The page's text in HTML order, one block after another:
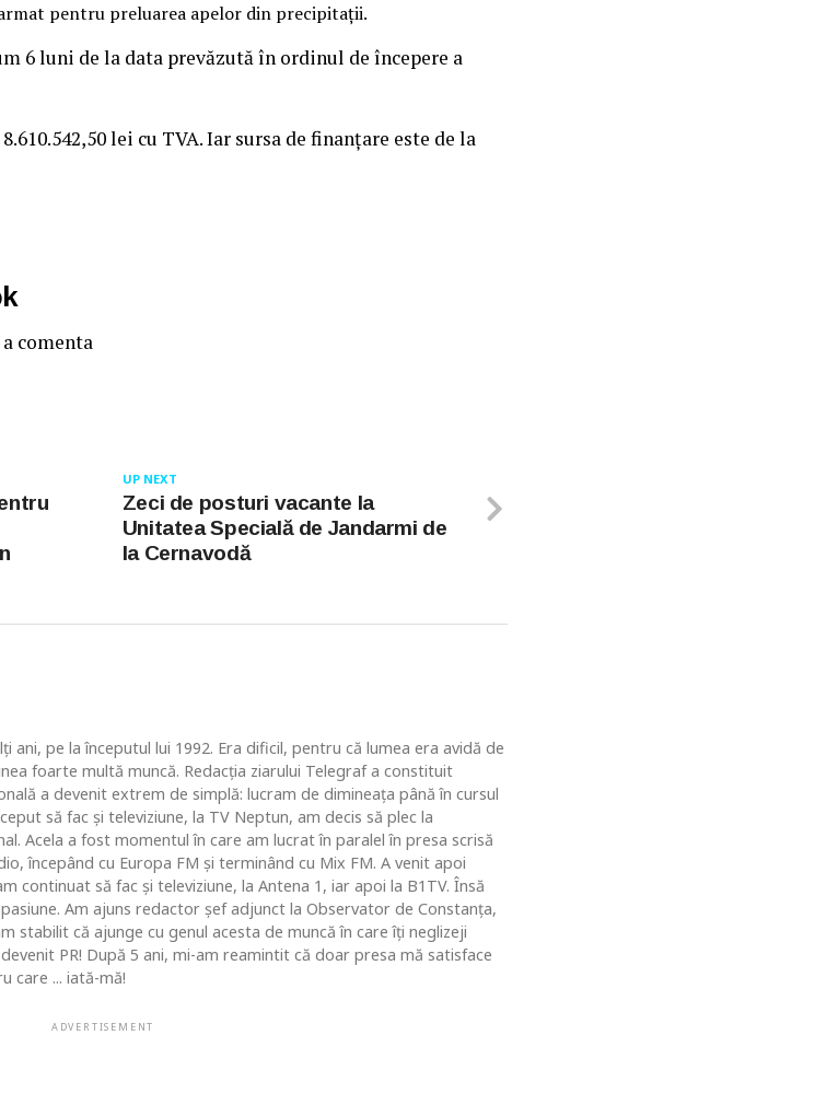
pentru preluarea apelor din precipitații.
6 luni de la data prevăzută în ordinul de începere a
lei cu TVA. Iar sursa de finanțare este de la
comenta
UP NEXT
Zeci de posturi vacante la
Unitatea Specială de Jandarmi de
la Cernavodă
pe la începutul lui 1992. Era dificil, pentru că lumea era avidă de
foarte multă muncă. Redacţia ziarului Telegraf a constituit
a devenit extrem de simplă: lucram de dimineaţa până în cursul
să fac şi televiziune, la TV Neptun, am decis să plec la
Acela a fost momentul în care am lucrat în paralel în presa scrisă
începând cu Europa FM şi terminând cu Mix FM. A venit apoi
continuat să fac şi televiziune, la Antena 1, iar apoi la B1TV. Însă
Am ajuns redactor şef adjunct la Observator de Constanţa,
stabilit că ajunge cu genul acesta de muncă în care îţi neglizeji
PR! După 5 ani, mi-am reamintit că doar presa mă satisface
care ... iată-mă!
ADVERTISEMENT